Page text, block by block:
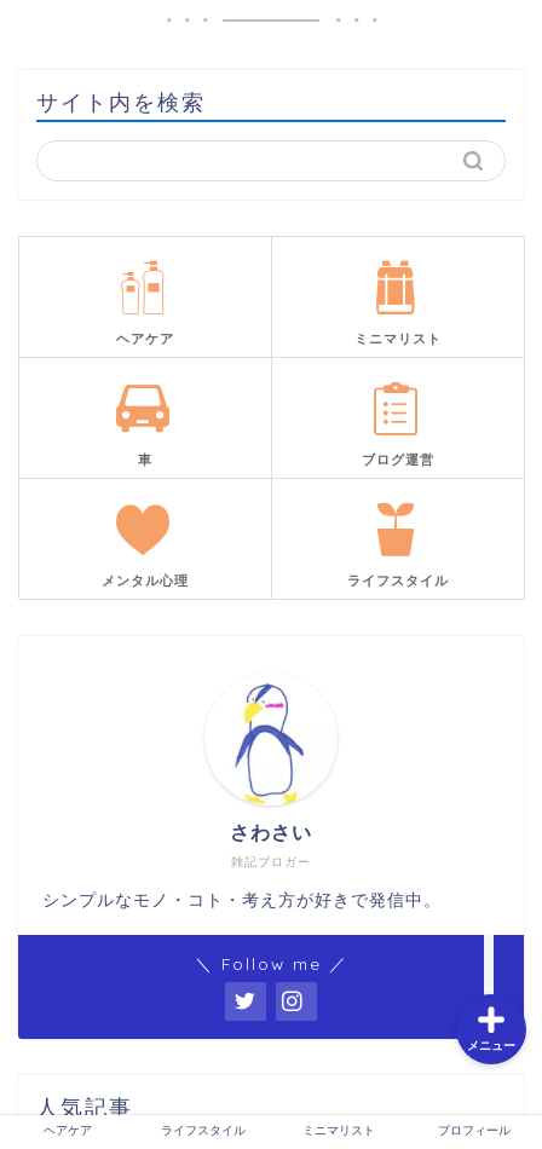
サイト内を検索
ヘアケア ミニマリスト
車 ブログ運営
メンタル心理 ライフスタイル
雑記ブロガー
さわさい
シンプルなモノ・コト・考え方が好きで発信中。
＼ Follow me ／
人気記事
ヘアケア ライフスタイル ミニマリスト プロフィール
メニュー
お問い合わせ
プライバシーポリシー